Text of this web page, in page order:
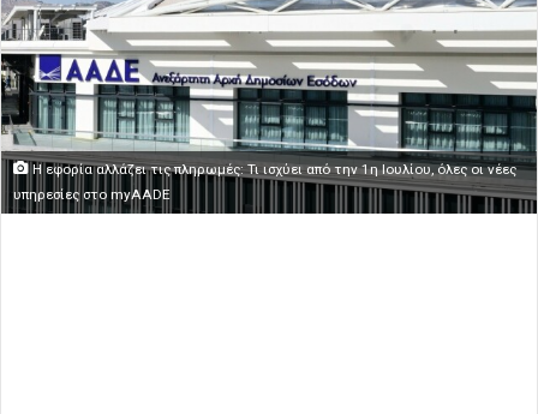
Η εφορία αλλάζει τις πληρωμές: Τι ισχύει από την 1η Ιουλίου, όλες οι νέες
υπηρεσίες στο myAADE